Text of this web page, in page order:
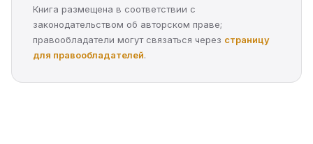
Книга размещена в соответствии с
законодательством об авторском праве;
правообладатели могут связаться через страницу
для правообладателей.